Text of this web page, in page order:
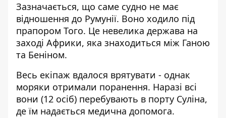
Зазначається, що саме судно не має
відношення до Румунії. Воно ходило під
прапором Того. Це невелика держава на
заході Африки, яка знаходиться між Ганою
та Беніном.
Весь екіпаж вдалося врятувати - однак
моряки отримали поранення. Наразі всі
вони (12 осіб) перебувають в порту Суліна,
де їм надається медична допомога.